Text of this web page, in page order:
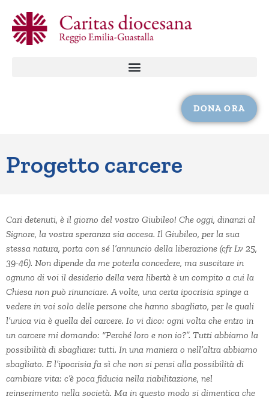
DONA ORA
Progetto carcere
Cari detenuti, è il giorno del vostro Giubileo! Che oggi, dinanzi al
Signore, la vostra speranza sia accesa. Il Giubileo, per la sua
stessa natura, porta con sé l’annuncio della liberazione (cfr Lv 25,
39-46). Non dipende da me poterla concedere, ma suscitare in
ognuno di voi il desiderio della vera libertà è un compito a cui la
Chiesa non può rinunciare. A volte, una certa ipocrisia spinge a
vedere in voi solo delle persone che hanno sbagliato, per le quali
l’unica via è quella del carcere. Io vi dico: ogni volta che entro in
un carcere mi domando: “Perché loro e non io?”. Tutti abbiamo la
possibilità di sbagliare: tutti. In una maniera o nell’altra abbiamo
sbagliato. E l’ipocrisia fa sì che non si pensi alla possibilità di
cambiare vita: c’è poca fiducia nella riabilitazione, nel
reinserimento nella società. Ma in questo modo si dimentica che